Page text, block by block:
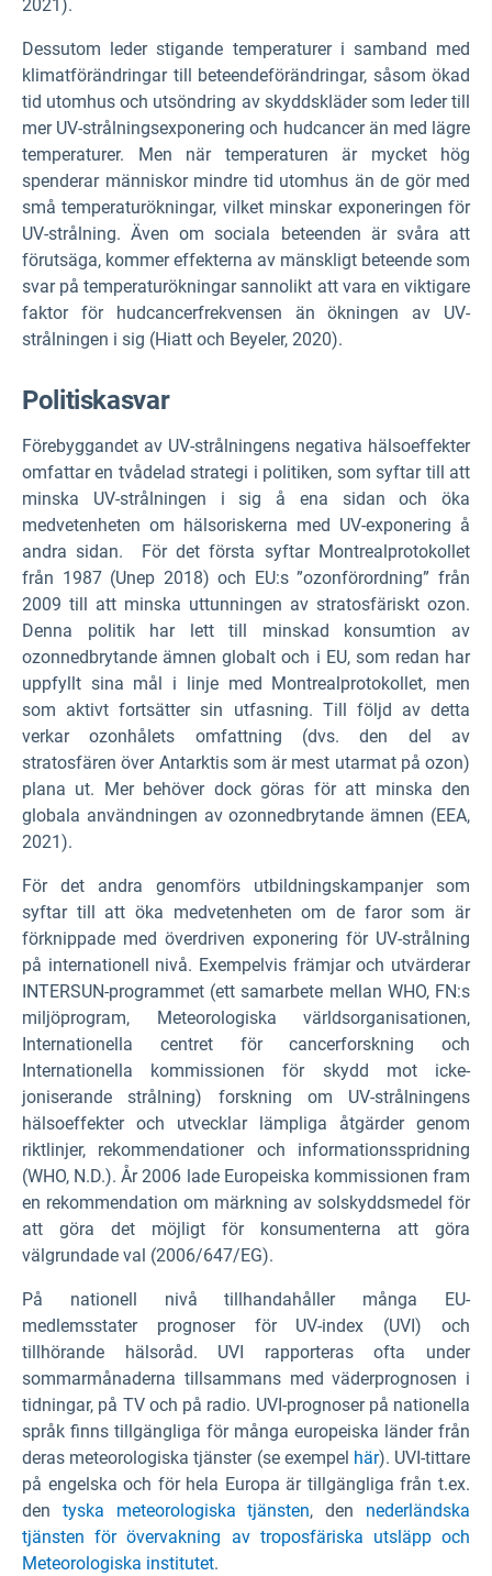
2021).
Dessutom leder stigande temperaturer i samband med
klimatförändringar till beteendeförändringar, såsom ökad
tid utomhus och utsöndring av skyddskläder som leder till
mer UV-strålningsexponering och hudcancer än med lägre
temperaturer. Men när temperaturen är mycket hög
spenderar människor mindre tid utomhus än de gör med
små temperaturökningar, vilket minskar exponeringen för
UV-strålning. Även om sociala beteenden är svåra att
förutsäga, kommer effekterna av mänskligt beteende som
svar på temperaturökningar sannolikt att vara en viktigare
faktor för hudcancerfrekvensen än ökningen av UV-
strålningen i sig (Hiatt och Beyeler, 2020).
Politiskasvar
Förebyggandet av UV-strålningens negativa hälsoeffekter
omfattar en tvådelad strategi i politiken, som syftar till att
minska UV-strålningen i sig å ena sidan och öka
medvetenheten om hälsoriskerna med UV-exponering å
andra sidan. För det första syftar Montrealprotokollet
från 1987 (Unep 2018) och EU:s ”ozonförordning” från
2009 till att minska uttunningen av stratosfäriskt ozon.
Denna politik har lett till minskad konsumtion av
ozonnedbrytande ämnen globalt och i EU, som redan har
uppfyllt sina mål i linje med Montrealprotokollet, men
som aktivt fortsätter sin utfasning. Till följd av detta
verkar ozonhålets omfattning (dvs. den del av
stratosfären över Antarktis som är mest utarmat på ozon)
plana ut. Mer behöver dock göras för att minska den
globala användningen av ozonnedbrytande ämnen (EEA,
2021).
För det andra genomförs utbildningskampanjer som
syftar till att öka medvetenheten om de faror som är
förknippade med överdriven exponering för UV-strålning
på internationell nivå. Exempelvis främjar och utvärderar
INTERSUN-programmet (ett samarbete mellan WHO, FN:s
miljöprogram, Meteorologiska världsorganisationen,
Internationella centret för cancerforskning och
Internationella kommissionen för skydd mot icke-
joniserande strålning) forskning om UV-strålningens
hälsoeffekter och utvecklar lämpliga åtgärder genom
riktlinjer, rekommendationer och informationsspridning
(WHO, N.D.). År 2006 lade Europeiska kommissionen fram
en rekommendation om märkning av solskyddsmedel för
att göra det möjligt för konsumenterna att göra
välgrundade val (2006/647/EG).
På nationell nivå tillhandahåller många EU-
medlemsstater prognoser för UV-index (UVI) och
tillhörande hälsoråd. UVI rapporteras ofta under
sommarmånaderna tillsammans med väderprognosen i
tidningar, på TV och på radio. UVI-prognoser på nationella
språk finns tillgängliga för många europeiska länder från
deras meteorologiska tjänster (se exempel här). UVI-tittare
på engelska och för hela Europa är tillgängliga från t.ex.
den tyska meteorologiska tjänsten, den nederländska
tjänsten för övervakning av troposfäriska utsläpp och
Meteorologiska institutet.